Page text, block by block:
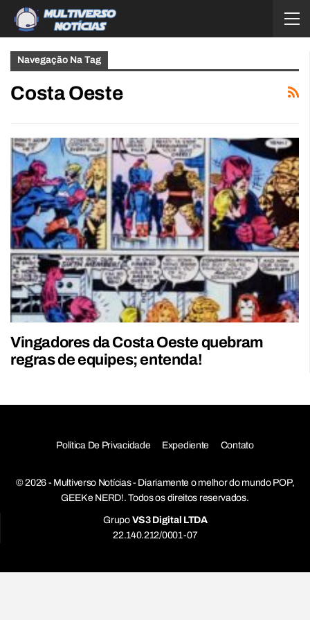
Navegação Na Tag
Costa Oeste
Vingadores da Costa Oeste quebram
regras de equipes; entenda!
Política De Privacidade Expediente Contato
© 2026 - Multiverso Notícias - Diariamente o melhor do mundo POP,
GEEK e NERD!. Todos os direitos reservados.
Grupo VS3 Digital LTDA
22.140.212/0001-07